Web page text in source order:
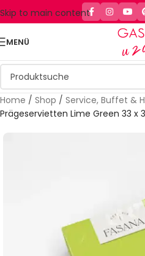
Skip to main content
MENÜ
Home / Shop / Service, Buffet &
Prägeservietten Lime Green 33 x